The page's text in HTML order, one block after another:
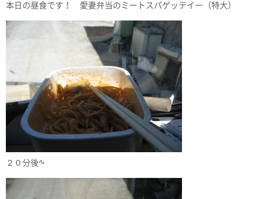
本日の昼食です！ 愛妻弁当のミートスパゲッテイー（特大）
２０分後